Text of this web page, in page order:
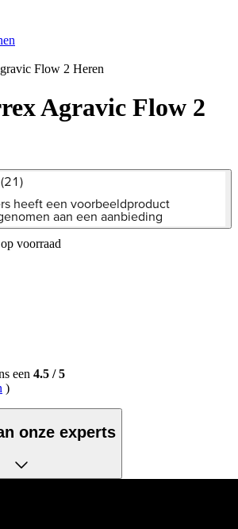
Flow 2 Heren
Agravic Flow 2
(21)
heeft een voorbeeldproduct
aan een aanbieding
voorraad
een 4.5 /5
)
onze experts